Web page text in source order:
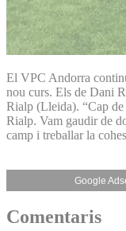
El VPC Andorra
nou curs. Els de Dani
Rialp (Lleida). “Cap de
Rialp. Vam gaudir de
camp i treballar la
Google
Comentaris